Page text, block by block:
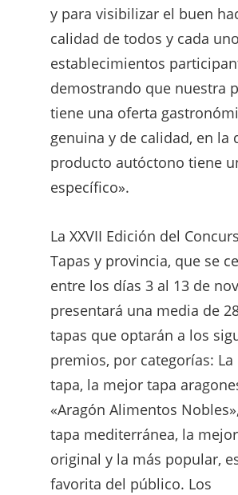
y para visibilizar el buen
calidad de todos y cada
establecimientos
demostrando que nuestra
tiene una oferta
genuina y de calidad, en la
producto autóctono tiene
específico».
La XXVII Edición del
Tapas y provincia, que se
entre los días 3 al 13 de
presentará una media de
tapas que optarán a los
premios, por categorías:
tapa, la mejor tapa
«Aragón Alimentos
tapa mediterránea, la
original y la más popular,
favorita del público. Los